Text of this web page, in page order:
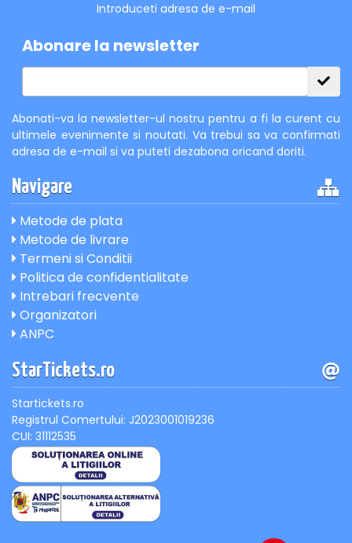
Introduceti adresa de e-mail
Abonare la newsletter
Abonati-va la newsletter-ul nostru pentru a fi la curent cu
ultimele evenimente si noutati. Va trebui sa va confirmati
adresa de e-mail si va puteti dezabona oricand doriti.
Navigare
Metode de plata
Metode de livrare
Termeni si Conditii
Politica de confidentialitate
Intrebari frecvente
Organizatori
ANPC
StarTickets.ro
Startickets.ro
Registrul Comertului: J2023001019236
CUI: 31112535